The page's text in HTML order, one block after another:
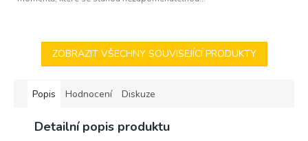
ZOBRAZIT VŠECHNY SOUVISEJÍCÍ PRODUKTY
Popis Hodnocení Diskuze
Detailní popis produktu